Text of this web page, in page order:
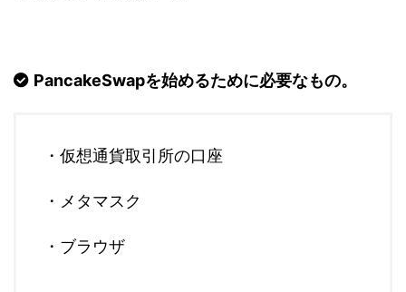
PancakeSwapを始めるために必要なもの。
・仮想通貨取引所の口座
・メタマスク
・ブラウザ